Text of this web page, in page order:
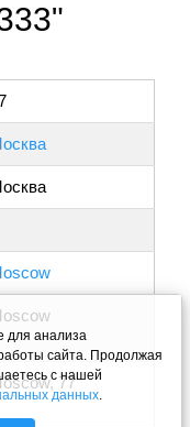
77
для анализа
сайта. Продолжая
с нашей
данных